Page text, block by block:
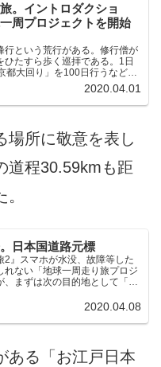
。イントロダクショ
周プロジェクトを開始
行という荒行がある。修行僧が
ひたすら歩く巡拝である。1日
都大回り」を100日行うなど、
ロを歩く超荒行である。とても
とではない。途中で行を続けら
...
2020.04.01
場所に敬意を表し
道程30.59kmも距
日本国道路元標
2』スマホが水没、故障等した
れない「地球一周走り旅プロジ
、まずは次の目的地として「お
の起点であるグーグルマップ
2020.04.08
ある「お江戸日本